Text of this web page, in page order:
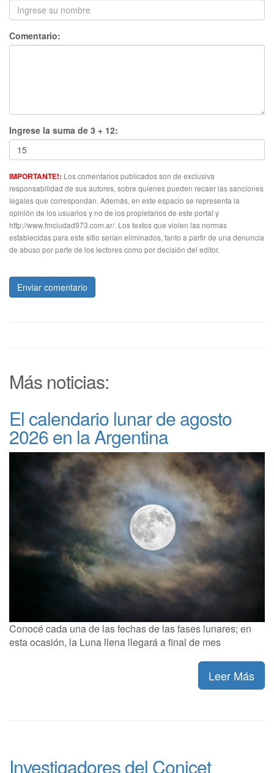
Comentario:
Ingrese la suma de 3 + 12:
IMPORTANTE!: Los comentarios publicados son de exclusiva
responsabilidad de sus autores, sobre quienes pueden recaer las sanciones
legales que correspondan. Además, en este espacio se representa la
opinión de los usuarios y no de los propietarios de este portal y
http://www.fmciudad973.com.ar/. Los textos que violen las normas
establecidas para este sitio serían eliminados, tanto a partir de una denuncia
de abuso por parte de los lectores como por decisión del editor.
Enviar comentario
Más noticias:
El calendario lunar de agosto
2026 en la Argentina
Conocé cada una de las fechas de las fases lunares; en
esta ocasión, la Luna llena llegará a final de mes
Leer Más
Investigadores del Conicet